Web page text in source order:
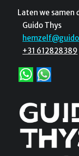
Laten we samen
Guido Thys
+31 612828389